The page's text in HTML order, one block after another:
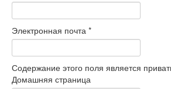
Электронная почта *
Содержание этого поля является
Домашняя страница